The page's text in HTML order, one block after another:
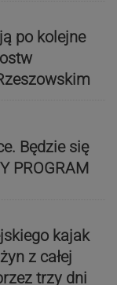
po kolejne
Będzie się
PROGRAM
kajak
z całej
trzy dni